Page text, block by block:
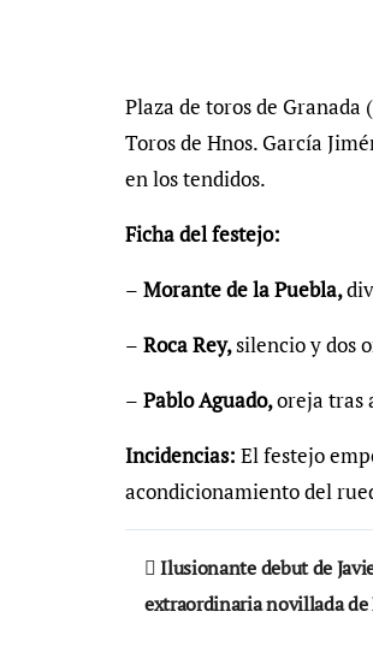
Plaza de toros de Granada
Toros de Hnos. García
en los tendidos.
Ficha del festejo:
– Morante de la Puebla,
– Roca Rey,silencio y dos
– Pablo Aguado,oreja tras
Incidencias: El festejo
acondicionamiento del
Navegación
de
Ilusionante debut de
extraordinaria novillada de